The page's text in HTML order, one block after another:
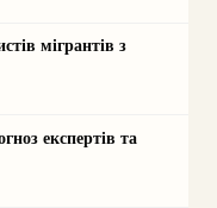
мігрантів з
експертів та